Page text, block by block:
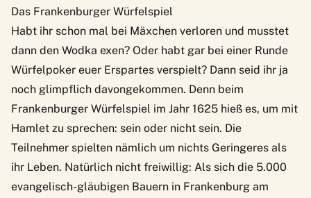
Das Frankenburger Würfelspiel
Habt ihr schon mal bei Mäxchen verloren und musstet
dann den Wodka exen? Oder habt gar bei einer Runde
Würfelpoker euer Erspartes verspielt? Dann seid ihr ja
noch glimpflich davongekommen. Denn beim
Frankenburger Würfelspiel im Jahr 1625 hieß es, um mit
Hamlet zu sprechen: sein oder nicht sein. Die
Teilnehmer spielten nämlich um nichts Geringeres als
ihr Leben. Natürlich nicht freiwillig: Als sich die 5.000
evangelisch-gläubigen Bauern in Frankenburg am